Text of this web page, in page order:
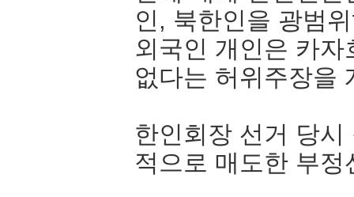
인, 북한인을 광범
외국인 개인은 카
없다는 허위주장을
한인회장 선거 당
적으로 매도한 부정